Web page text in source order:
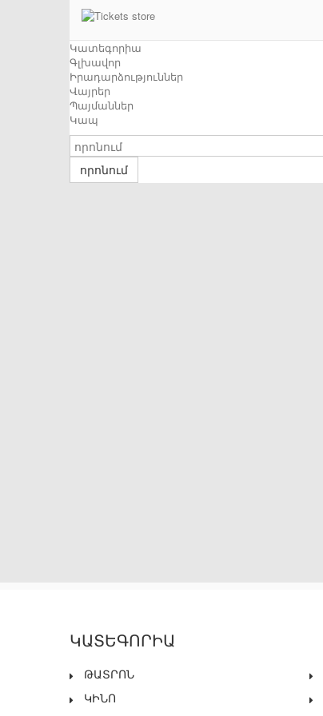
Կատեգորիա
Գլխավոր
Իրադարձություններ
Վայրեր
Պայմաններ
Կապ
որոնում
ԿԱՏԵԳՈՐԻԱ
ԹԱՏՐՈՆ
ԿԻՆՈ